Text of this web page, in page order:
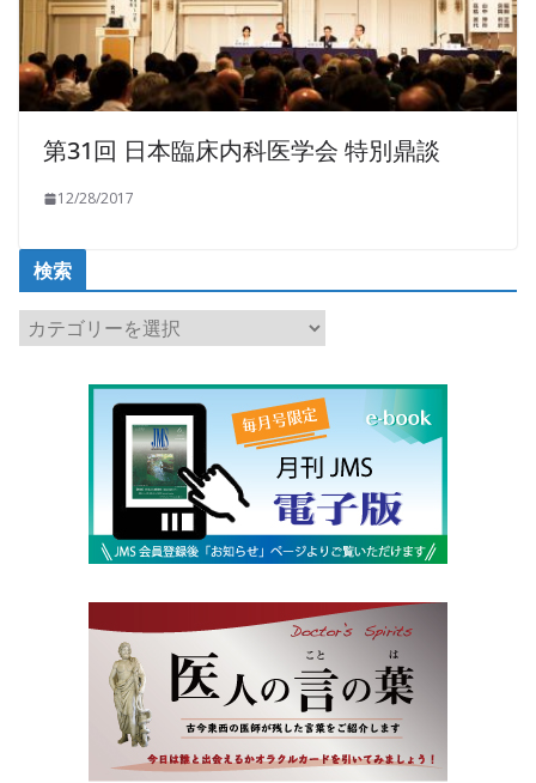
第31回 日本臨床内科医学会 特別鼎談
12/28/2017
検索
検